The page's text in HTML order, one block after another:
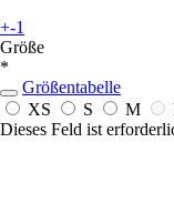
+-1
Größe
*
Größentabelle
XS
S M
Dieses Feld ist